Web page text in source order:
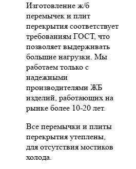
Изготовление ж/б
перемычек и плит
перекрытия соответствует
требованиям ГОСТ, что
позволяет выдерживать
большие нагрузки. Мы
работаем только с
надежными
производителями ЖБ
изделий, работающих на
рынке более 10-20 лет.
Все перемычки и плиты
перекрытия утеплены,
для отсутствия мостиков
холода.